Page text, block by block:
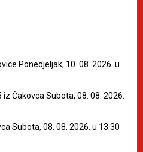
Ponedjeljak, 10. 08. 2026. u
iz Čakovca Subota, 08. 08. 2026.
Subota, 08. 08. 2026. u 13:30